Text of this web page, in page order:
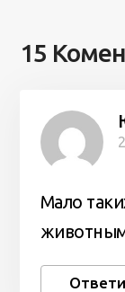
15
Мало